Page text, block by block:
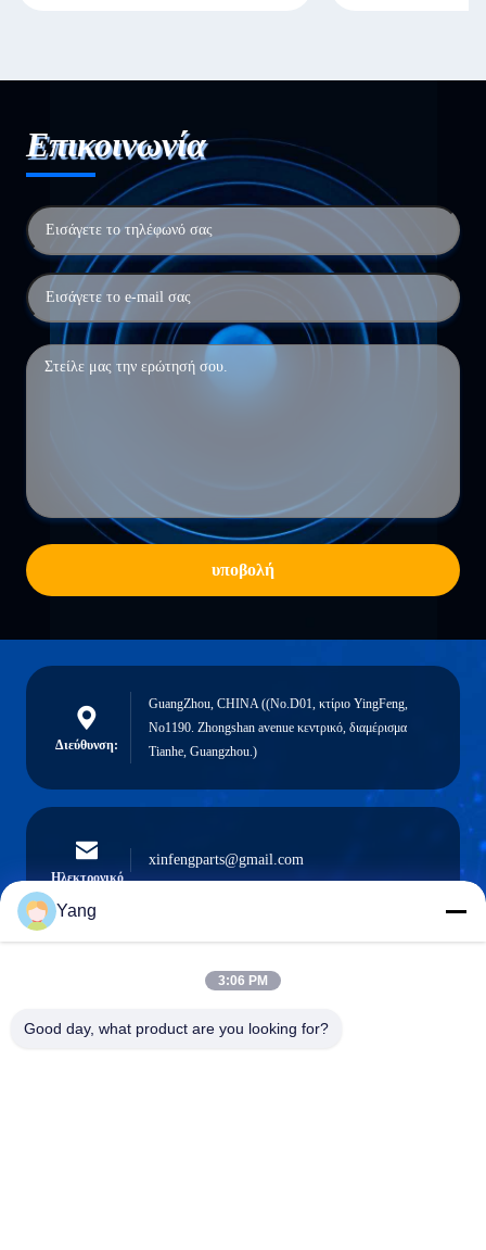
Επικοινωνία
υποβολή
Διεύθυνση:
GuangZhou, CHINA ((No.D01, κτίριο YingFeng,
No1190. Zhongshan avenue κεντρικό, διαμέρισμα
Tianhe, Guangzhou.)
Ηλεκτρονικό
xinfengparts@gmail.com
0086-189-9844-3486
Yang
3:06 PM
Good day, what product are you looking for?